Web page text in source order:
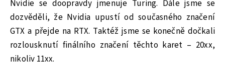
Nvidie se doopravdy jmenuje Turing. Dále jsme se
dozvěděli, že Nvidia upustí od současného značení
GTX a přejde na RTX. Taktéž jsme se konečně dočkali
rozlousknutí finálního značení těchto karet – 20xx,
nikoliv 11xx.